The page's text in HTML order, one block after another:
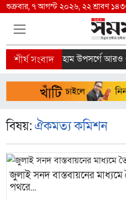
শুক্রবার, ৭ আগস্ট ২০২৬, ২২ শ্রাবণ
হাম উপসর্গে আরও ৬
বিষয়:ঐকমত্য কমিশন
জুলাই সনদ বাস্তবায়নের
পথরে...